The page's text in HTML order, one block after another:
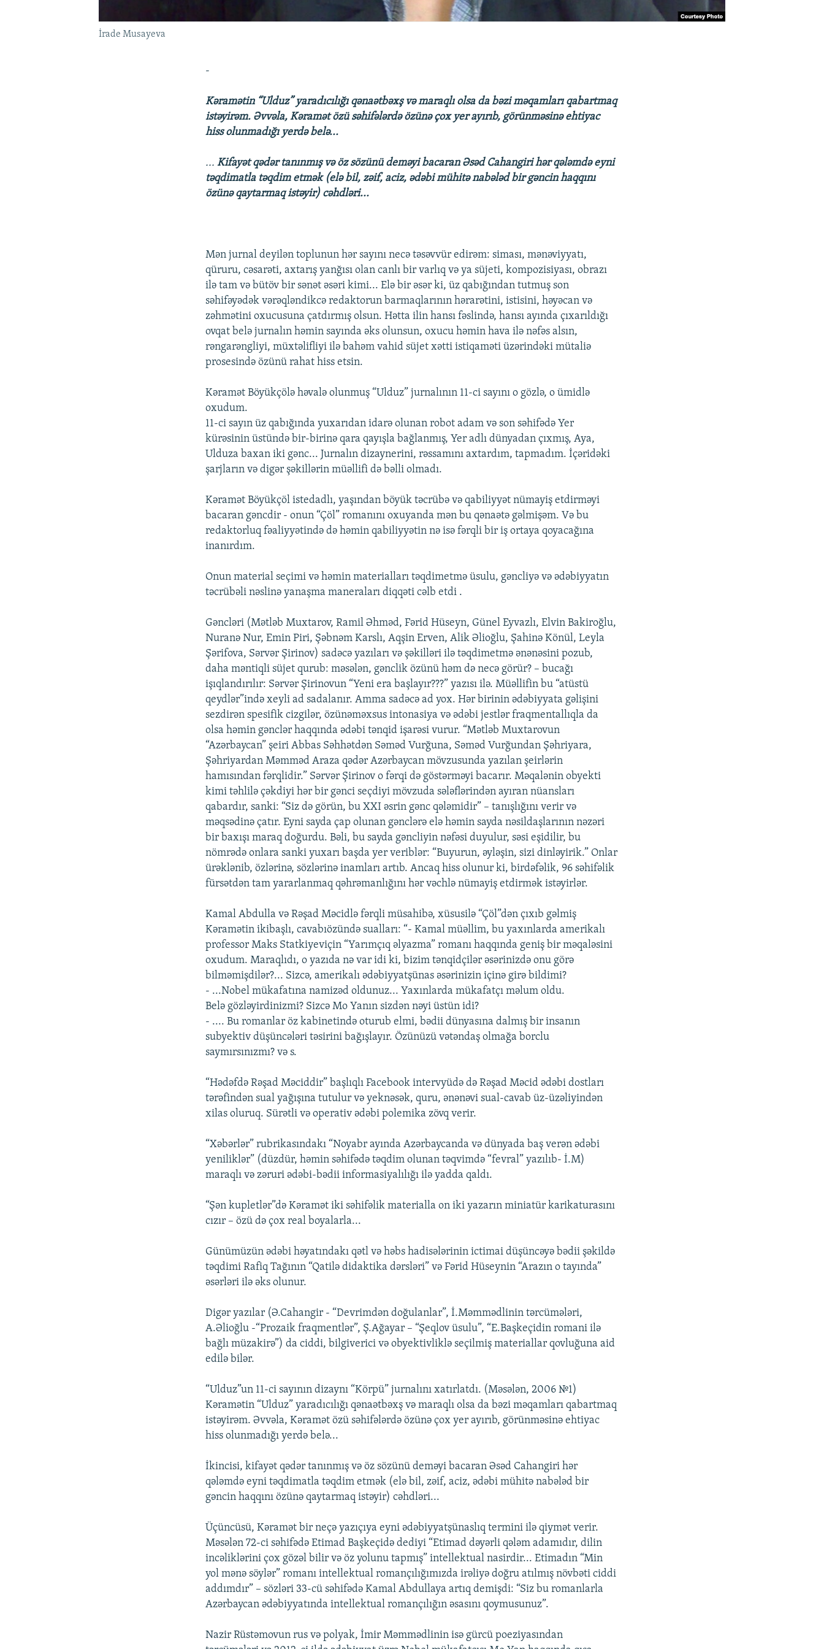
İrade Musayeva
-
Kəramətin “Ulduz” yaradıcılığı qənaətbəxş və maraqlı olsa da bəzi məqamları qabartmaq
istəyirəm. Əvvəla, Kəramət özü səhifələrdə özünə çox yer ayırıb, görünməsinə ehtiyac
hiss olunmadığı yerdə belə...
...Kifayət qədər tanınmış və öz sözünü deməyi bacaran Əsəd Cahangiri hər qələmdə eyni
təqdimatla təqdim etmək (elə bil, zəif, aciz, ədəbi mühitə nabələd bir gəncin haqqını
özünə qaytarmaq istəyir) cəhdləri...
Mən jurnal deyilən toplunun hər sayını necə təsəvvür edirəm: siması, mənəviyyatı,
qüruru, cəsarəti, axtarış yanğısı olan canlı bir varlıq və ya süjeti, kompozisiyası, obrazı
ilə tam və bütöv bir sənət əsəri kimi... Elə bir əsər ki, üz qabığından tutmuş son
səhifəyədək vərəqləndikcə redaktorun barmaqlarının hərarətini, istisini, həyəcan və
zəhmətini oxucusuna çatdırmış olsun. Hətta ilin hansı fəslində, hansı ayında çıxarıldığı
ovqat belə jurnalın həmin sayında əks olunsun, oxucu həmin hava ilə nəfəs alsın,
rəngarəngliyi, müxtəlifliyi ilə bahəm vahid süjet xətti istiqaməti üzərindəki mütaliə
prosesində özünü rahat hiss etsin.
Kəramət Böyükçölə həvalə olunmuş “Ulduz” jurnalının 11-ci sayını o gözlə, o ümidlə
oxudum.
11-ci sayın üz qabığında yuxarıdan idarə olunan robot adam və son səhifədə Yer
kürəsinin üstündə bir-birinə qara qayışla bağlanmış, Yer adlı dünyadan çıxmış, Aya,
Ulduza baxan iki gənc... Jurnalın dizaynerini, rəssamını axtardım, tapmadım. İçəridəki
şarjların və digər şəkillərin müəllifi də bəlli olmadı.
Kəramət Böyükçöl istedadlı, yaşından böyük təcrübə və qabiliyyət nümayiş etdirməyi
bacaran gəncdir - onun “Çöl” romanını oxuyanda mən bu qənaətə gəlmişəm. Və bu
redaktorluq fəaliyyətində də həmin qabiliyyətin nə isə fərqli bir iş ortaya qoyacağına
inanırdım.
Onun material seçimi və həmin materialları təqdimetmə üsulu, gəncliyə və ədəbiyyatın
təcrübəli nəslinə yanaşma maneraları diqqəti cəlb etdi .
Gəncləri (Mətləb Muxtarov, Ramil Əhməd, Fərid Hüseyn, Günel Eyvazlı, Elvin Bakiroğlu,
Nuranə Nur, Emin Piri, Şəbnəm Karslı, Aqşin Erven, Alik Əlioğlu, Şahinə Könül, Leyla
Şərifova, Sərvər Şirinov) sadəcə yazıları və şəkilləri ilə təqdimetmə ənənəsini pozub,
daha məntiqli süjet qurub: məsələn, gənclik özünü həm də necə görür? – bucağı
işıqlandırılır: Sərvər Şirinovun “Yeni era başlayır???” yazısı ilə. Müəllifin bu “atüstü
qeydlər”ində xeyli ad sadalanır. Amma sadəcə ad yox. Hər birinin ədəbiyyata gəlişini
sezdirən spesifik cizgilər, özünəməxsus intonasiya və ədəbi jestlər fraqmentallıqla da
olsa həmin gənclər haqqında ədəbi tənqid işarəsi vurur. “Mətləb Muxtarovun
“Azərbaycan” şeiri Abbas Səhhətdən Səməd Vurğuna, Səməd Vurğundan Şəhriyara,
Şəhriyardan Məmməd Araza qədər Azərbaycan mövzusunda yazılan şeirlərin
hamısından fərqlidir.” Sərvər Şirinov o fərqi də göstərməyi bacarır. Məqalənin obyekti
kimi təhlilə çəkdiyi hər bir gənci seçdiyi mövzuda sələflərindən ayıran nüansları
qabardır, sanki: “Siz də görün, bu XXI əsrin gənc qələmidir” – tanışlığını verir və
məqsədinə çatır. Eyni sayda çap olunan gənclərə elə həmin sayda nəsildaşlarının nəzəri
bir baxışı maraq doğurdu. Bəli, bu sayda gəncliyin nəfəsi duyulur, səsi eşidilir, bu
nömrədə onlara sanki yuxarı başda yer veriblər: “Buyurun, əyləşin, sizi dinləyirik.” Onlar
ürəklənib, özlərinə, sözlərinə inamları artıb. Ancaq hiss olunur ki, birdəfəlik, 96 səhifəlik
fürsətdən tam yararlanmaq qəhrəmanlığını hər vəchlə nümayiş etdirmək istəyirlər.
Kamal Abdulla və Rəşad Məcidlə fərqli müsahibə, xüsusilə “Çöl”dən çıxıb gəlmiş
Kəramətin ikibaşlı, cavabıözündə sualları: “- Kamal müəllim, bu yaxınlarda amerikalı
professor Maks Statkiyeviçin “Yarımçıq əlyazma” romanı haqqında geniş bir məqaləsini
oxudum. Maraqlıdı, o yazıda nə var idi ki, bizim tənqidçilər əsərinizdə onu görə
bilməmişdilər?... Sizcə, amerikalı ədəbiyyatşünas əsərinizin içinə girə bildimi?
- ...Nobel mükafatına namizəd oldunuz... Yaxınlarda mükafatçı məlum oldu.
Belə gözləyirdinizmi? Sizcə Mo Yanın sizdən nəyi üstün idi?
- .... Bu romanlar öz kabinetində oturub elmi, bədii dünyasına dalmış bir insanın
subyektiv düşüncələri təsirini bağışlayır. Özünüzü vətəndaş olmağa borclu
saymırsınızmı? və s.
“Hədəfdə Rəşad Məciddir” başlıqlı Facebook intervyüdə də Rəşad Məcid ədəbi dostları
tərəfindən sual yağışına tutulur və yeknəsək, quru, ənənəvi sual-cavab üz-üzəliyindən
xilas oluruq. Sürətli və operativ ədəbi polemika zövq verir.
“Xəbərlər” rubrikasındakı “Noyabr ayında Azərbaycanda və dünyada baş verən ədəbi
yeniliklər” (düzdür, həmin səhifədə təqdim olunan təqvimdə “fevral” yazılıb- İ.M)
maraqlı və zəruri ədəbi-bədii informasiyalılığı ilə yadda qaldı.
“Şən kupletlər”də Kəramət iki səhifəlik materialla on iki yazarın miniatür karikaturasını
cızır – özü də çox real boyalarla...
Günümüzün ədəbi həyatındakı qətl və həbs hadisələrinin ictimai düşüncəyə bədii şəkildə
təqdimi Rafiq Tağının “Qatilə didaktika dərsləri” və Fərid Hüseynin “Arazın o tayında”
əsərləri ilə əks olunur.
Digər yazılar (Ə.Cahangir - “Devrimdən doğulanlar”, İ.Məmmədlinin tərcümələri,
A.Əlioğlu -“Prozaik fraqmentlər”, Ş.Ağayar – “Şeqlov üsulu”, “E.Başkeçidin romani ilə
bağlı müzakirə”) da ciddi, bilgiverici və obyektivliklə seçilmiş materiallar qovluğuna aid
edilə bilər.
“Ulduz”un 11-ci sayının dizaynı “Körpü” jurnalını xatırlatdı. (Məsələn, 2006 №1)
Kəramətin “Ulduz” yaradıcılığı qənaətbəxş və maraqlı olsa da bəzi məqamları qabartmaq
istəyirəm. Əvvəla, Kəramət özü səhifələrdə özünə çox yer ayırıb, görünməsinə ehtiyac
hiss olunmadığı yerdə belə...
İkincisi, kifayət qədər tanınmış və öz sözünü deməyi bacaran Əsəd Cahangiri hər
qələmdə eyni təqdimatla təqdim etmək (elə bil, zəif, aciz, ədəbi mühitə nabələd bir
gəncin haqqını özünə qaytarmaq istəyir) cəhdləri...
Üçüncüsü, Kəramət bir neçə yazıçıya eyni ədəbiyyatşünaslıq termini ilə qiymət verir.
Məsələn 72-ci səhifədə Etimad Başkeçidə dediyi “Etimad dəyərli qələm adamıdır, dilin
incəliklərini çox gözəl bilir və öz yolunu tapmış” intellektual nasirdir... Etimadın “Min
yol mənə söylər” romanı intellektual romançılığımızda irəliyə doğru atılmış növbəti ciddi
addımdır” – sözləri 33-cü səhifədə Kamal Abdullaya artıq demişdi: “Siz bu romanlarla
Azərbaycan ədəbiyyatında intellektual romançılığın əsasını qoymusunuz”.
Nazir Rüstəmovun rus və polyak, İmir Məmmədlinin isə gürcü poeziyasından